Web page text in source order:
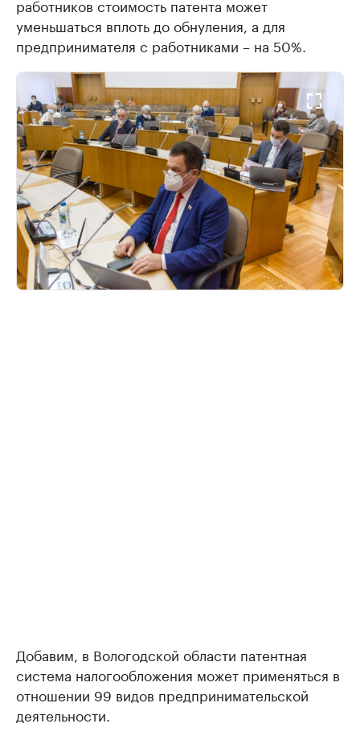
работников стоимость патента может
уменьшаться вплоть до обнуления, а для
предпринимателя с работниками – на 50%.
Добавим, в Вологодской области патентная
система налогообложения может применяться в
отношении 99 видов предпринимательской
деятельности.